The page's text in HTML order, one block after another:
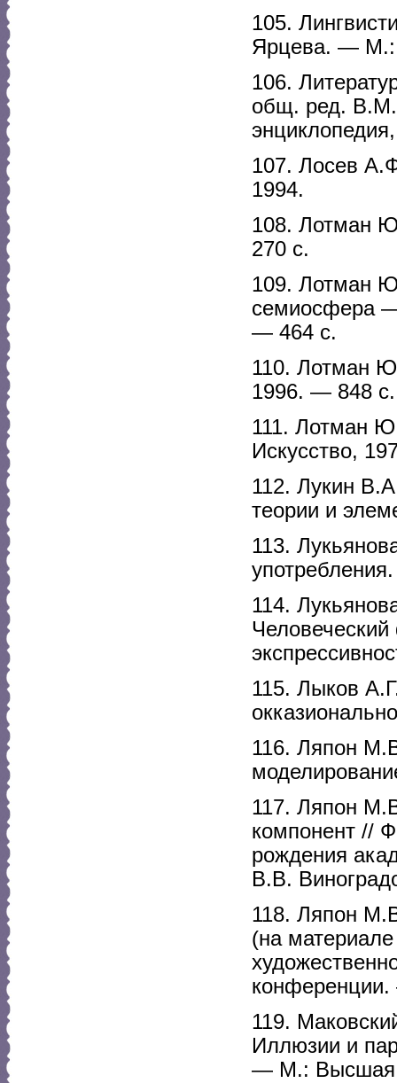
105.
Ярцева. — М.:
106.
общ. ред. В.М.
107. Лосев
1994.
108. Лотман
270 с.
109. Лотман
семиосфера
— 464 с.
110. Лотман
1996. — 848 с.
111. Лотман
Искусство,
112. Лукин
теории и
113.
114.
115. Лыков
116. Ляпон
117. Ляпон
компонент //
рождения
В.В.
118. Ляпон
(на
119.
Иллюзии и
— М.: Высшая